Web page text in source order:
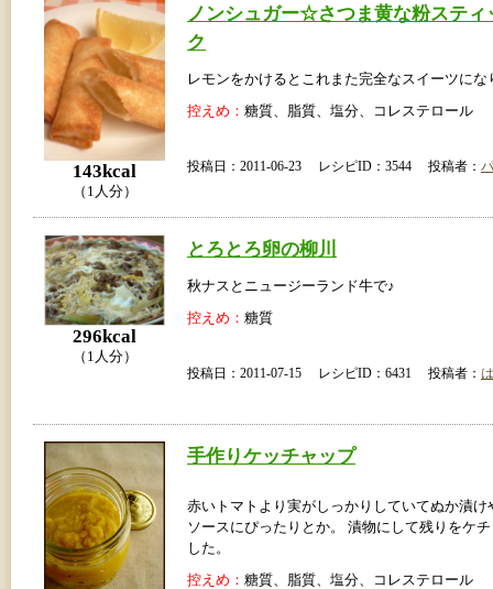
143kcal
（1人分）
ノンシュガー☆さつま黄な粉スティ
ク
レモンをかけるとこれまた完全なスイーツにな
控えめ： 糖質、脂質、塩分、コレステロール
投稿日：2011-06-23 レシピID：3544 投稿者：
296kcal
（1人分）
とろとろ卵の柳川
秋ナスとニュージーランド牛で♪
控えめ： 糖質
投稿日：2011-07-15 レシピID：6431 投稿者：
手作りケッチャップ
赤いトマトより実がしっかりしていてぬか漬け
ソースにぴったりとか。 漬物にして残りをケ
した。
控えめ： 糖質、脂質、塩分、コレステロール